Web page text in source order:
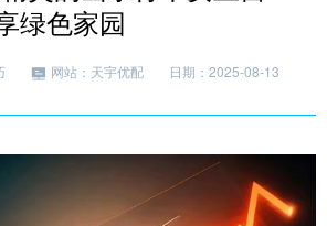
绿色家园
网站：天宇优配
日期：2025-08-13